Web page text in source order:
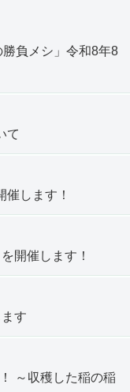
勝負メシ」令和8年8
て
します！
開催します！
す
～収穫した稲の稲